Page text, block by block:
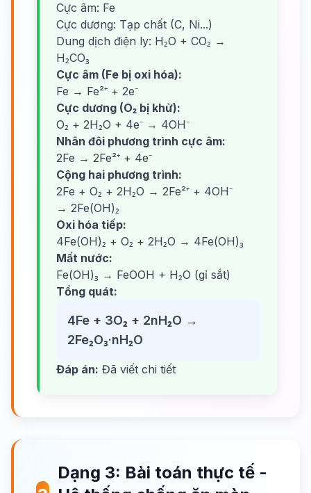
Cực âm: Fe
Cực dương: Tạp chất (C, Ni...)
Dung dịch điện ly: H₂O + CO₂ →
H₂CO₃
Cực âm (Fe bị oxi hóa):
Fe → Fe²⁺ + 2e⁻
Cực dương (O₂ bị khử):
O₂ + 2H₂O + 4e⁻ → 4OH⁻
Nhân đôi phương trình cực âm:
2Fe → 2Fe²⁺ + 4e⁻
Cộng hai phương trình:
2Fe + O₂ + 2H₂O → 2Fe²⁺ + 4OH⁻
→ 2Fe(OH)₂
Oxi hóa tiếp:
4Fe(OH)₂ + O₂ + 2H₂O → 4Fe(OH)₃
Mất nước:
Fe(OH)₃ → FeOOH + H₂O (gỉ sắt)
Tổng quát:
4Fe + 3O₂ + 2nH₂O →
2Fe₂O₃·nH₂O
Đáp án: Đã viết chi tiết
Dạng 3: Bài toán thực tế -